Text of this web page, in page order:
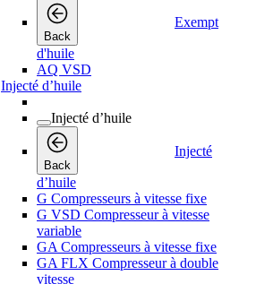
Back
Exempt
d'huile
AQ VSD
Injecté d’huile
Injecté d’huile
Back
Injecté
d’huile
G Compresseurs à vitesse fixe
G VSD Compresseur à vitesse
variable
GA Compresseurs à vitesse fixe
GA FLX Compresseur à double
vitesse